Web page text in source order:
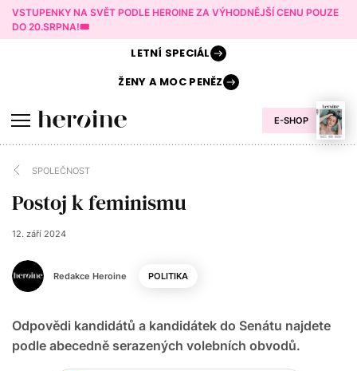
VSTUPENKY NA SVĚT PODLE HEROINE ZA VÝHODNĚJŠÍ CENU POUZE
DO 20.SRPNA!🎟️
E-SHOP
LETNÍ SPECIÁL
ŽENY AMOC PENĚZ
SPOLEČNOST
Postoj k feminismu
Redakce Heroine
12. září 2024
POLITIKA
Odpovědi kandidátů a kandidátek do Senátu najdete
podle abecedně serazených volebních obvodů.